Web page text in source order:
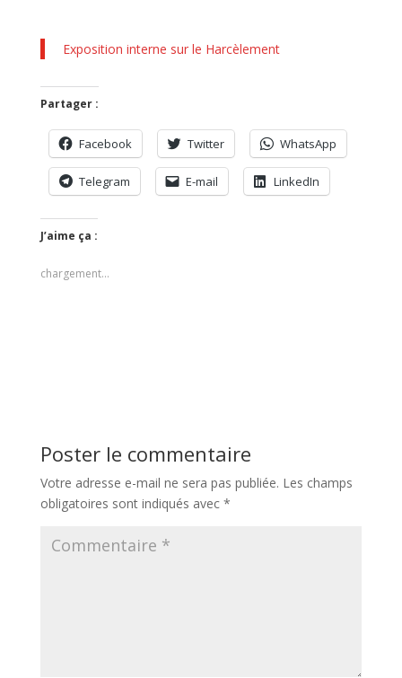
Exposition interne sur le Harcèlement
Partager :
Facebook Twitter WhatsApp
Telegram E-mail LinkedIn
J’aime ça :
chargement…
Poster le commentaire
Votre adresse e-mail ne sera pas publiée. Les champs
obligatoires sont indiqués avec *